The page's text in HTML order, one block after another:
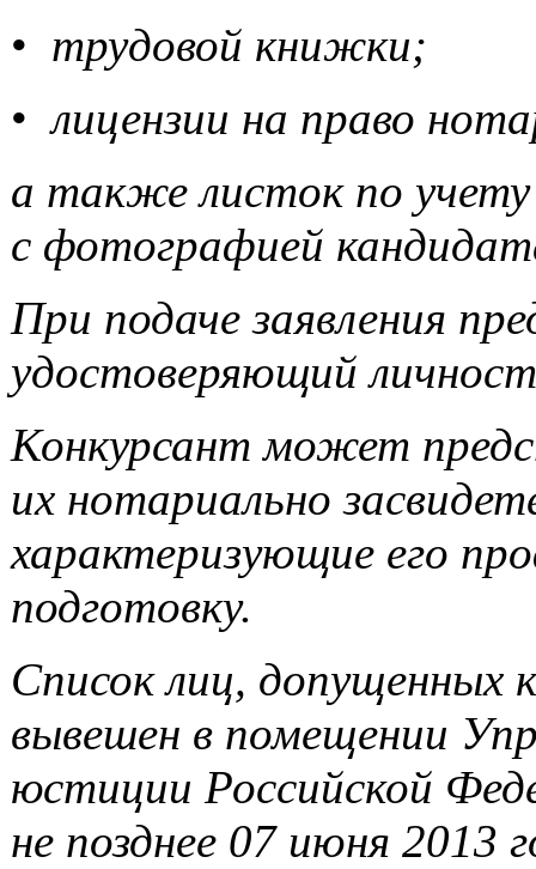
• трудовой книжки;
•лицензии на право
а также листок по
с фотографией
При подаче заявления
удостоверяющий
Конкурсант может
их нотариально
характеризующие его
подготовку.
Список лиц, допущенных
вывешен в помещении
юстиции Российской
не позднее 07 июня 2013